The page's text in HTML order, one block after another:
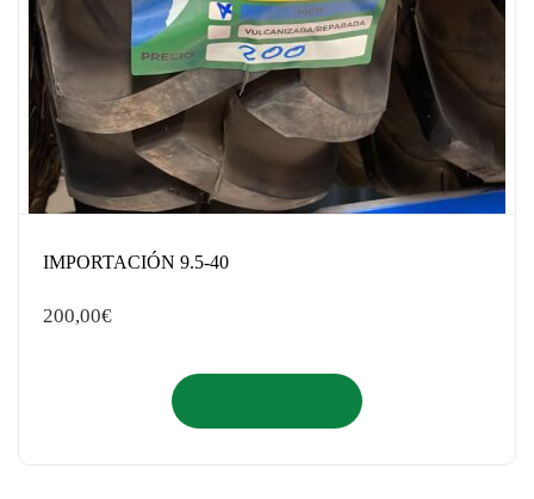
IMPORTACIÓN 9.5-40
200,00€